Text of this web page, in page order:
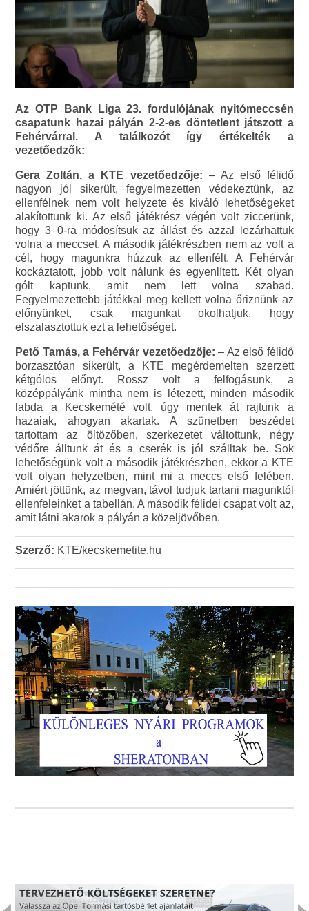
Az OTP Bank Liga 23. fordulójának nyitómeccsén
csapatunk hazai pályán 2-2-es döntetlent játszott a
Fehérvárral. A találkozót így értékelték a
vezetőedzők:
Gera Zoltán, a KTE vezetőedzője: – Az első félidő
nagyon jól sikerült, fegyelmezetten védekeztünk, az
ellenfélnek nem volt helyzete és kiváló lehetőségeket
alakítottunk ki. Az első játékrész végén volt ziccerünk,
hogy 3–0-ra módosítsuk az állást és azzal lezárhattuk
volna a meccset. A második játékrészben nem az volt a
cél, hogy magunkra húzzuk az ellenfélt. A Fehérvár
kockáztatott, jobb volt nálunk és egyenlített. Két olyan
gólt kaptunk, amit nem lett volna szabad.
Fegyelmezettebb játékkal meg kellett volna őriznünk az
előnyünket, csak magunkat okolhatjuk, hogy
elszalasztottuk ezt a lehetőséget.
Pető Tamás, a Fehérvár vezetőedzője: – Az első félidő
borzasztóan sikerült, a KTE megérdemelten szerzett
kétgólos előnyt. Rossz volt a felfogásunk, a
középpályánk mintha nem is létezett, minden második
labda a Kecskemété volt, úgy mentek át rajtunk a
hazaiak, ahogyan akartak. A szünetben beszédet
tartottam az öltözőben, szerkezetet váltottunk, négy
védőre álltunk át és a cserék is jól szálltak be. Sok
lehetőségünk volt a második játékrészben, ekkor a KTE
volt olyan helyzetben, mint mi a meccs első felében.
Amiért jöttünk, az megvan, távol tudjuk tartani magunktól
ellenfeleinket a tabellán. A második félidei csapat volt az,
amit látni akarok a pályán a közeljövőben.
Szerző: KTE/kecskemetite.hu